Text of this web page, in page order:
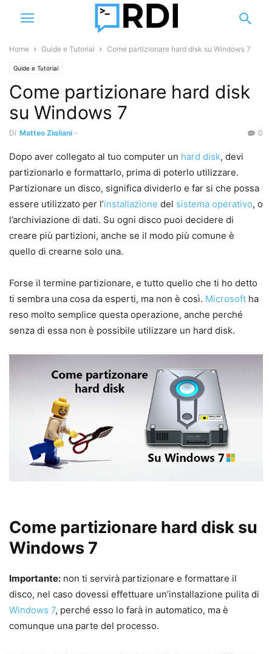
Home Guide e Tutorial Come partizionare hard disk su Windows 7
Guide e Tutorial
Come partizionare hard disk
su Windows 7
Di Matteo Zigliani - 0
Dopo aver collegato al tuo computer un hard disk, devi
partizionarlo e formattarlo, prima di poterlo utilizzare.
Partizionare un disco, significa dividerlo e far si che possa
essere utilizzato per l’installazione del sistema operativo, o
l’archiviazione di dati. Su ogni disco puoi decidere di
creare più partizioni, anche se il modo più comune è
quello di crearne solo una.
Forse il termine partizionare, e tutto quello che ti ho detto
ti sembra una cosa da esperti, ma non è così. Microsoft ha
reso molto semplice questa operazione, anche perché
senza di essa non è possibile utilizzare un hard disk.
Come partizionare hard disk su
Windows 7
Importante: non ti servirà partizionare e formattare il
disco, nel caso dovessi effettuare un’installazione pulita di
Windows 7, perché esso lo farà in automatico, ma è
comunque una parte del processo.